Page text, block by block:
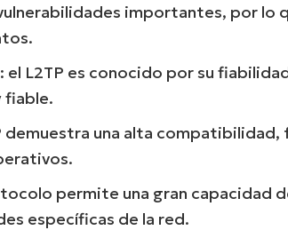
importantes, por lo
: el L2TP es conocido por su
fiable.
demuestra una alta
permite una gran capacidad
específicas de la red.
No credit card